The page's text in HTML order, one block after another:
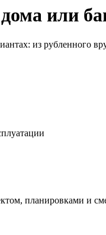
или
из рубленного
планировками и